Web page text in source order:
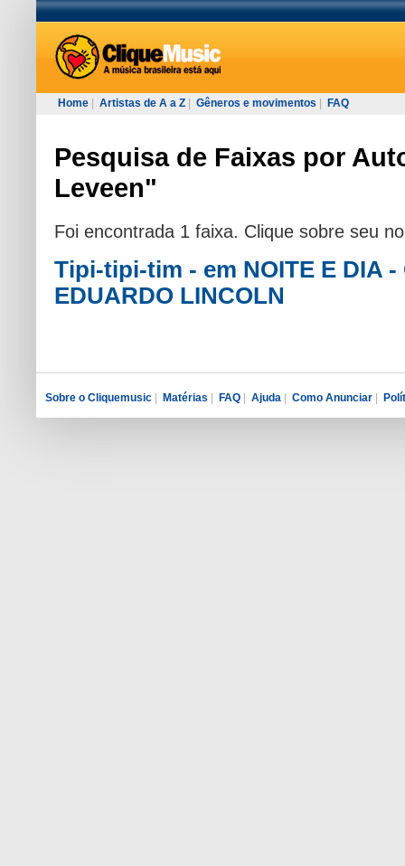
Home Artistas de A a Z Gêneros e movimentos FAQ
Pesquisa de Faixas por
Leveen"
Foi encontrada 1 faixa. Clique sobre seu
Tipi-tipi-tim - em NOITE E DIA -
EDUARDO LINCOLN
Sobre o Cliquemusic | Matérias | FAQ | Ajuda | Como Anunciar |